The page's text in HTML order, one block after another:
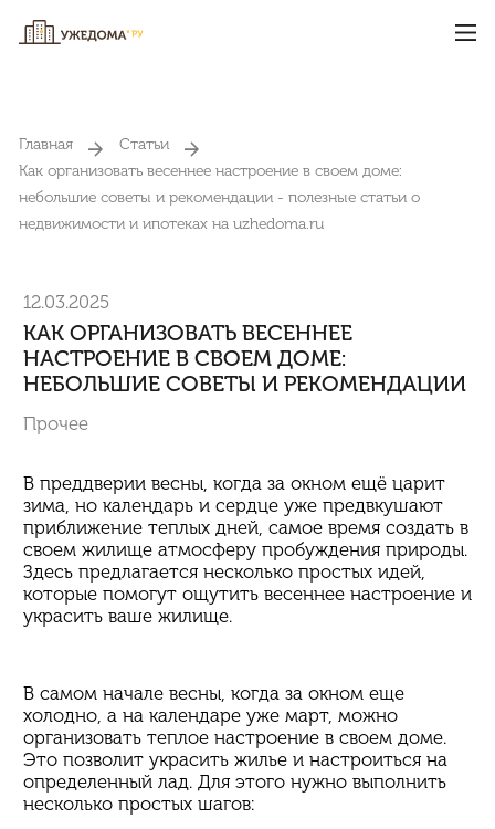
Главная
Статьи
Как организовать весеннее настроение в своем доме:
небольшие советы и рекомендации - полезные статьи о
недвижимости и ипотеках на uzhedoma.ru
12.03.2025
КАК ОРГАНИЗОВАТЬ ВЕСЕННЕЕ
НАСТРОЕНИЕ В СВОЕМ ДОМЕ:
НЕБОЛЬШИЕ СОВЕТЫ И РЕКОМЕНДАЦИИ
Прочее
В преддверии весны, когда за окном ещё царит
зима, но календарь и сердце уже предвкушают
приближение теплых дней, самое время создать в
своем жилище атмосферу пробуждения природы.
Здесь предлагается несколько простых идей,
которые помогут ощутить весеннее настроение и
украсить ваше жилище.
В самом начале весны, когда за окном еще
холодно, а на календаре уже март, можно
организовать теплое настроение в своем доме.
Это позволит украсить жилье и настроиться на
определенный лад. Для этого нужно выполнить
несколько простых шагов: